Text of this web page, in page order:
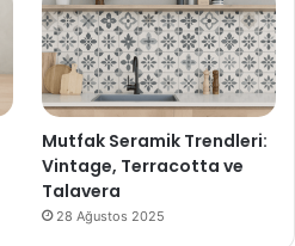
Mutfak Seramik Trendleri:
Vintage, Terracotta ve
Talavera
28 Ağustos 2025